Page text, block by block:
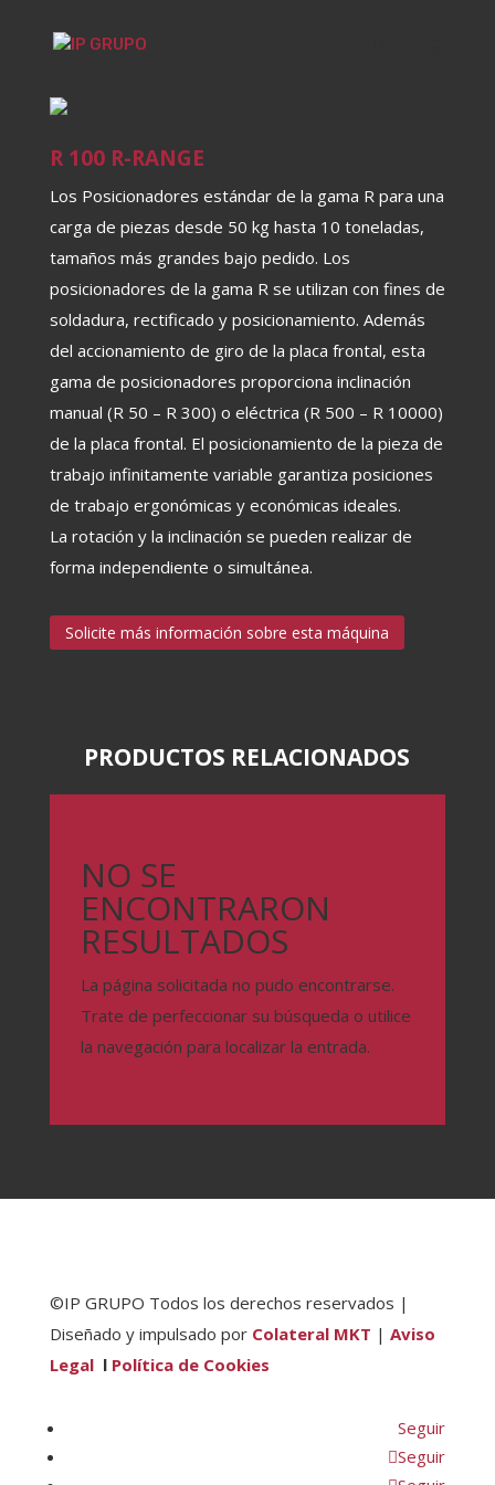
R 100 R-RANGE
Los Posicionadores estándar de la gama R para una
carga de piezas desde 50 kg hasta 10 toneladas,
tamaños más grandes bajo pedido. Los
posicionadores de la gama R se utilizan con fines de
soldadura, rectificado y posicionamiento. Además
del accionamiento de giro de la placa frontal, esta
gama de posicionadores proporciona inclinación
manual (R 50 – R 300) o eléctrica (R 500 – R 10000)
de la placa frontal. El posicionamiento de la pieza de
trabajo infinitamente variable garantiza posiciones
de trabajo ergonómicas y económicas ideales.
La rotación y la inclinación se pueden realizar de
forma independiente o simultánea.
Solicite más información sobre esta máquina
PRODUCTOS RELACIONADOS
NO SE
ENCONTRARON
RESULTADOS
La página solicitada no pudo encontrarse.
Trate de perfeccionar su búsqueda o utilice
la navegación para localizar la entrada.
©IP GRUPO Todos los derechos reservados |
Diseñado y impulsado por Colateral MKT | Aviso
Legal l Política de Cookies
Seguir
Seguir